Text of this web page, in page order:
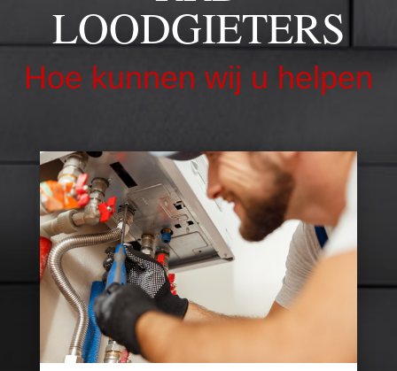
LOODGIETERS
Hoe kunnen wij u helpen